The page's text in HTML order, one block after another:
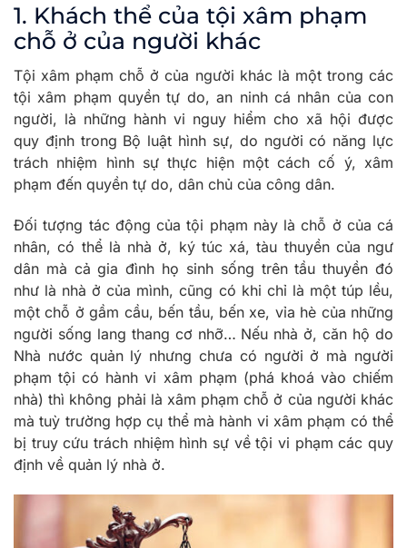
1. Khách thể của tội xâm phạm
chỗ ở của người khác
Tội xâm phạm chỗ ở của người khác là một trong các
tội xâm phạm quyền tự do, an ninh cá nhân của con
người, là những hành vi nguy hiểm cho xã hội được
quy định trong Bộ luật hình sự, do người có năng lực
trách nhiệm hình sự thực hiện một cách cố ý, xâm
phạm đến quyền tự do, dân chủ của công dân.
Đối tượng tác động của tội phạm này là chỗ ở của cá
nhân, có thể là nhà ở, ký túc xá, tàu thuyền của ngư
dân mà cả gia đình họ sinh sống trên tầu thuyền đó
như là nhà ở của mình, cũng có khi chỉ là một túp lều,
một chỗ ở gầm cầu, bến tầu, bến xe, vỉa hè của những
người sống lang thang cơ nhỡ… Nếu nhà ở, căn hộ do
Nhà nước quản lý nhưng chưa có người ở mà người
phạm tội có hành vi xâm phạm (phá khoá vào chiếm
nhà) thì không phải là xâm phạm chỗ ở của người khác
mà tuỳ trường hợp cụ thể mà hành vi xâm phạm có thể
bị truy cứu trách nhiệm hình sự về tội vi phạm các quy
định về quản lý nhà ở.